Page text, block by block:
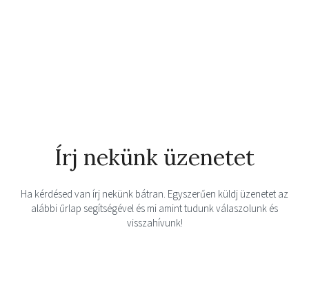
Írj nekünk üzenetet
Ha kérdésed van írj nekünk bátran. Egyszerűen küldj üzenetet az
alábbi űrlap segítségével és mi amint tudunk válaszolunk és
visszahívunk!